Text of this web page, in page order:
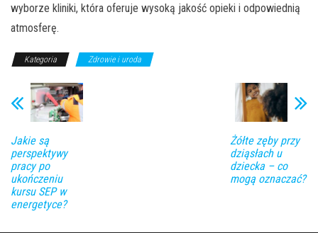
wyborze kliniki, która oferuje wysoką jakość opieki i odpowiednią
atmosferę.
Kategoria Zdrowie i uroda
Jakie są
perspektywy
pracy po
ukończeniu
kursu SEP w
energetyce?
Żółte zęby przy
dziąsłach u
dziecka – co
mogą oznaczać?